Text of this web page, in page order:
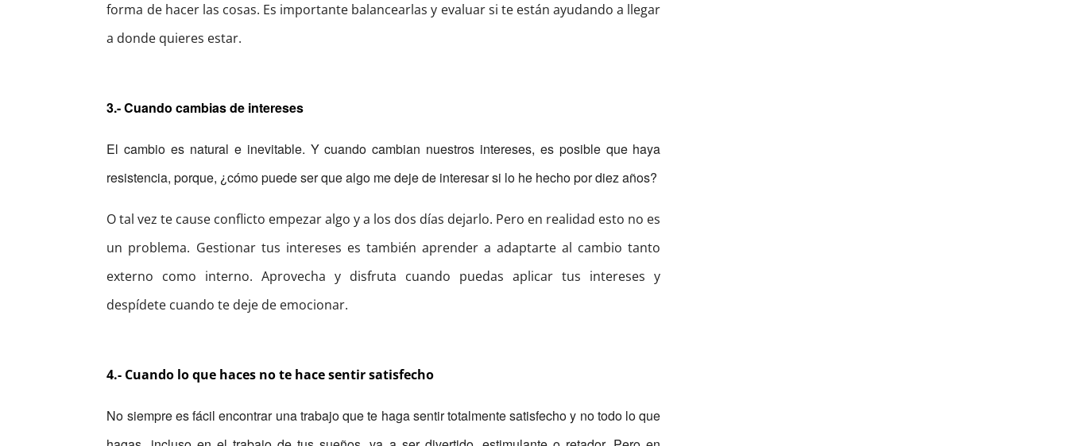
forma de hacer las cosas. Es importante balancearlas y evaluar si te están ayudando a llegar
a donde quieres estar.
3.- Cuando cambias de intereses
El cambio es natural e inevitable. Y cuando cambian nuestros intereses, es posible que haya
resistencia, porque, ¿cómo puede ser que algo me deje de interesar si lo he hecho por diez años?
O tal vez te cause conflicto empezar algo y a los dos días dejarlo. Pero en realidad esto no es
un problema. Gestionar tus intereses es también aprender a adaptarte al cambio tanto
externo como interno. Aprovecha y disfruta cuando puedas aplicar tus intereses y
despídete cuando te deje de emocionar.
4.- Cuando lo que haces no te hace sentir satisfecho
No siempre es fácil encontrar una trabajo que te haga sentir totalmente satisfecho y no todo lo que